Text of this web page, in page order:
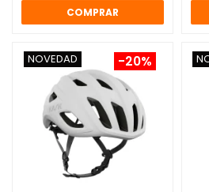
COMPRAR
-20%
NOVEDAD